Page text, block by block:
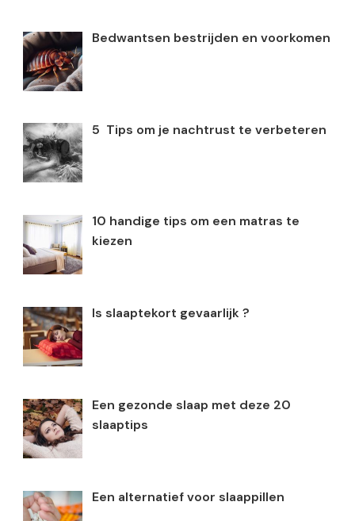
Bedwantsen bestrijden en voorkomen
5 Tips om je nachtrust te verbeteren
10 handige tips om een matras te
kiezen
Is slaaptekort gevaarlijk ?
Een gezonde slaap met deze 20
slaaptips
Een alternatief voor slaappillen